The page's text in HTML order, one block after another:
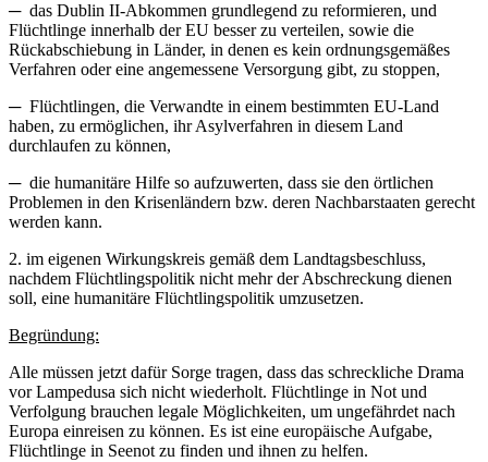
─ das Dublin II-Abkommen grundlegend zu reformieren, und
Flüchtlinge innerhalb der EU besser zu verteilen, sowie die
Rückabschiebung in Länder, in denen es kein ordnungsgemäßes
Verfahren oder eine angemessene Versorgung gibt, zu stoppen,
─ Flüchtlingen, die Verwandte in einem bestimmten EU-Land
haben, zu ermöglichen, ihr Asylverfahren in diesem Land
durchlaufen zu können,
─ die humanitäre Hilfe so aufzuwerten, dass sie den örtlichen
Problemen in den Krisenländern bzw. deren Nachbarstaaten gerecht
werden kann.
2. im eigenen Wirkungskreis gemäß dem Landtagsbeschluss,
nachdem Flüchtlingspolitik nicht mehr der Abschreckung dienen
soll, eine humanitäre Flüchtlingspolitik umzusetzen.
Begründung:
Alle müssen jetzt dafür Sorge tragen, dass das schreckliche Drama
vor Lampedusa sich nicht wiederholt. Flüchtlinge in Not und
Verfolgung brauchen legale Möglichkeiten, um ungefährdet nach
Europa einreisen zu können. Es ist eine europäische Aufgabe,
Flüchtlinge in Seenot zu finden und ihnen zu helfen.